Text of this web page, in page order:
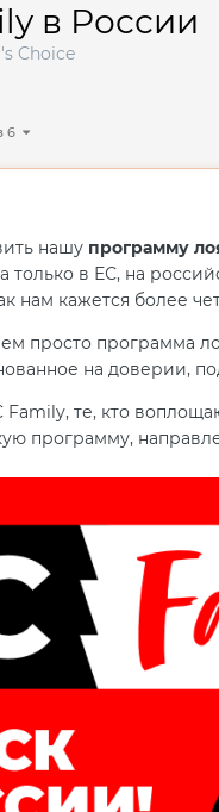
в России
Choice
6
нашу программу
только в ЕС, на
нам кажется более
просто программа
на доверии,
те, кто
программу,